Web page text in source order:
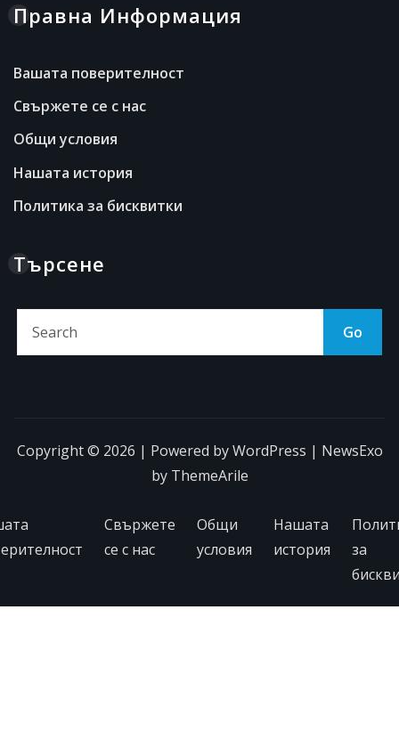
Правна Информация
Вашата поверителност
Свържете се с нас
Общи условия
Нашата история
Политика за бисквитки
Търсене
Go
Copyright © 2026 | Powered byWordPress | NewsExo
by ThemeArile
Свържете
се с нас
Общи
условия
Нашата
история
за